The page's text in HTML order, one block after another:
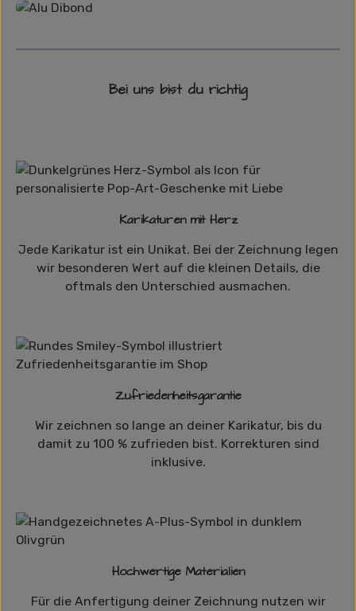
Bei uns bist du richtig
Karikaturen mit Herz
Jede Karikatur ist ein Unikat. Bei der Zeichnung legen
wir besonderen Wert auf die kleinen Details, die
oftmals den Unterschied ausmachen.
Zufriedenheitsgarantie
Wir zeichnen so lange an deiner Karikatur, bis du
damit zu 100 % zufrieden bist. Korrekturen sind
inklusive.
Hochwertige Materialien
Für die Anfertigung deiner Zeichnung nutzen wir